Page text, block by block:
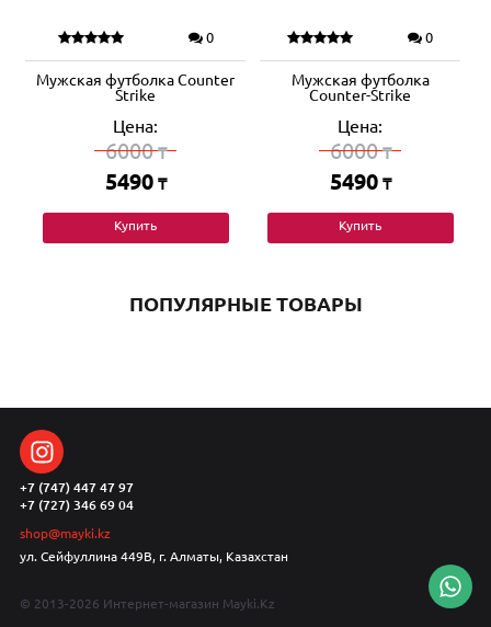
0
Мужская футболка Counter
Strike
Цена:
6000₸
5490 ₸
Купить
0
Мужская футболка
Counter-Strike
Цена:
6000₸
5490 ₸
Купить
ПОПУЛЯРНЫЕ ТОВАРЫ
+7 (747) 447 47 97
+7 (727) 346 69 04
shop@mayki.kz
ул. Сейфуллина 449В, г. Алматы, Казахстан
© 2013-2026 Интернет-магазин Mayki.Kz